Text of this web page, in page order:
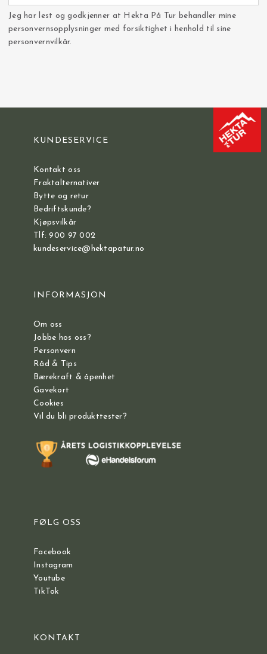
Jeg har lest og godkjenner at Hekta På Tur behandler mine
personvernsopplysninger med forsiktighet i henhold til sine
personvernvilkår.
KUNDESERVICE
Kontakt oss
Fraktalternativer
Bytte og retur
Bedriftskunde?
Kjøpsvilkår
Tlf: 900 97 002
kundeservice@hektapatur.no
INFORMASJON
Om oss
Jobbe hos oss?
Personvern
Råd & Tips
Bærekraft & åpenhet
Gavekort
Cookies
Vil du bli produkttester?
FØLG OSS
Facebook
Instagram
Youtube
TikTok
KONTAKT